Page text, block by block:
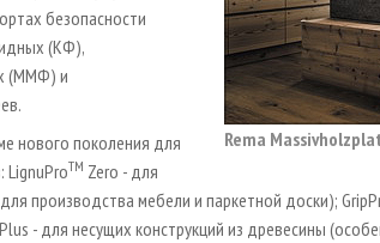
Rema
безопасности
(КФ),
(ММФ) и
нового поколения для
LignuProTM Zero - для
производства мебели и паркетной доски);
Plus - для несущих конструкций из древесины